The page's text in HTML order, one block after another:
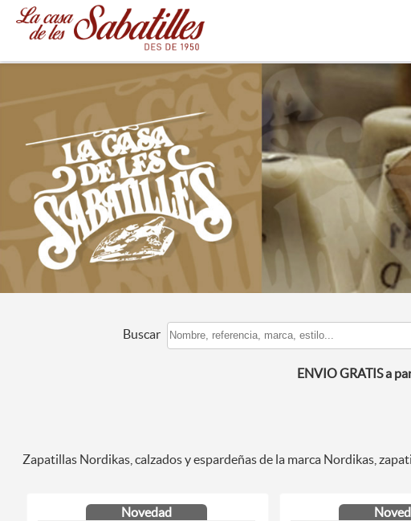
Buscar
ENVIO GRATIS a
Zapatillas Nordikas, calzados y espardeñas de la marca Nordikas,
Novedad